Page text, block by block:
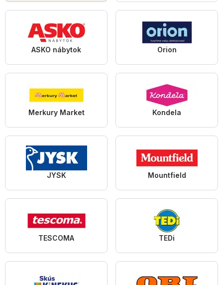
ASKO nábytok Orion
Merkury Market Kondela
JYSK Mountfield
TESCOMA TEDi